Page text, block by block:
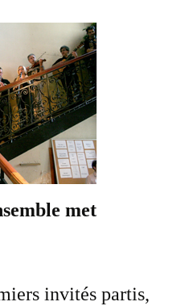
met
invités partis,